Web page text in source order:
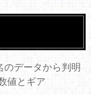
のデータから判明
値とギア